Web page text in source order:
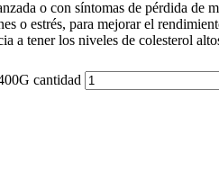
o con síntomas de pérdida de
o estrés, para mejorar el
a tener los niveles de colesterol
cantidad